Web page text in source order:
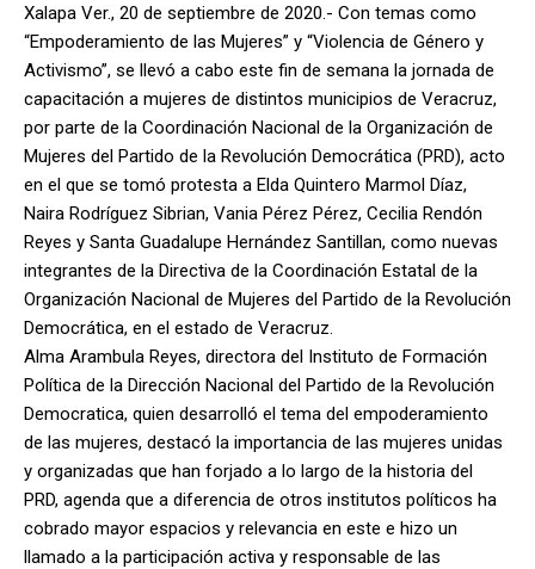
Xalapa Ver., 20 de septiembre de 2020.- Con temas como
“Empoderamiento de las Mujeres” y “Violencia de Género y
Activismo”, se llevó a cabo este fin de semana la jornada de
capacitación a mujeres de distintos municipios de Veracruz,
por parte de la Coordinación Nacional de la Organización de
Mujeres del Partido de la Revolución Democrática (PRD), acto
en el que se tomó protesta a Elda Quintero Marmol Díaz,
Naira Rodríguez Sibrian, Vania Pérez Pérez, Cecilia Rendón
Reyes y Santa Guadalupe Hernández Santillan, como nuevas
integrantes de la Directiva de la Coordinación Estatal de la
Organización Nacional de Mujeres del Partido de la Revolución
Democrática, en el estado de Veracruz.
Alma Arambula Reyes, directora del Instituto de Formación
Política de la Dirección Nacional del Partido de la Revolución
Democratica, quien desarrolló el tema del empoderamiento
de las mujeres, destacó la importancia de las mujeres unidas
y organizadas que han forjado a lo largo de la historia del
PRD, agenda que a diferencia de otros institutos políticos ha
cobrado mayor espacios y relevancia en este e hizo un
llamado a la participación activa y responsable de las